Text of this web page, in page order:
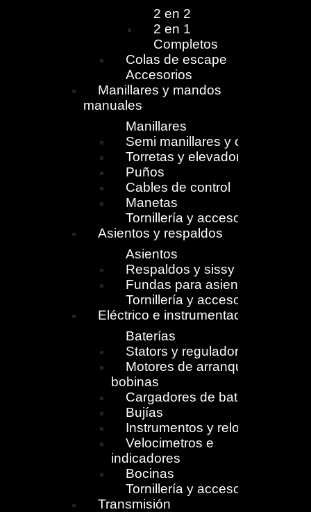
2 en 2
2 en 1
Completos
Colas de escape
Accesorios
Manillares y mandos
manuales
Manillares
Semi manillares y cierres
Torretas y elevadores
Puños
Cables de control
Manetas
Tornillería y accesorios
Asientos y respaldos
Asientos
Respaldos y sissy
Fundas para asientos
Tornillería y accesorios
Eléctrico e instrumentación
Baterías
Stators y reguladores
Motores de arranque y
bobinas
Cargadores de batería
Bujías
Instrumentos y relojes
Velocimetros e
indicadores
Bocinas
Tornillería y accesorios
Transmisión